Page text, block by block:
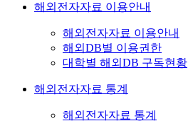
해외전자자료 이용안내
해외전자자료 이용안내
해외DB별 이용권한
대학별 해외DB 구독현황
해외전자자료 통계
해외전자자료 통계